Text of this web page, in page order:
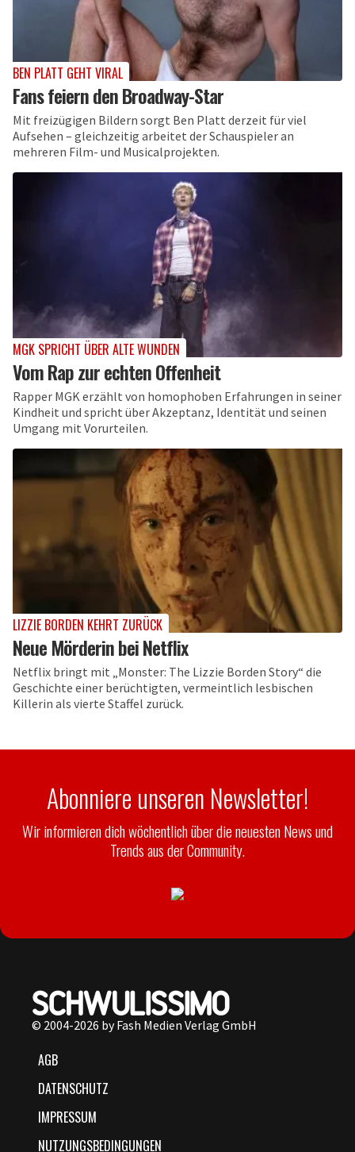
BEN PLATT GEHT VIRAL
Fans feiern den Broadway-Star
Mit freizügigen Bildern sorgt Ben Platt derzeit für viel
Aufsehen – gleichzeitig arbeitet der Schauspieler an
mehreren Film- und Musicalprojekten.
MGK SPRICHT ÜBER ALTE WUNDEN
Vom Rap zur echten Offenheit
Rapper MGK erzählt von homophoben Erfahrungen in seiner
Kindheit und spricht über Akzeptanz, Identität und seinen
Umgang mit Vorurteilen.
LIZZIE BORDEN KEHRT ZURÜCK
Neue Mörderin bei Netflix
Netflix bringt mit „Monster: The Lizzie Borden Story“ die
Geschichte einer berüchtigten, vermeintlich lesbischen
Killerin als vierte Staffel zurück.
Abonniere unseren Newsletter!
Wir informieren dich wöchentlich über die neuesten News und
Trends aus der Community.
© 2004-2026 by Fash Medien Verlag GmbH
AGB
DATENSCHUTZ
IMPRESSUM
NUTZUNGSBEDINGUNGEN